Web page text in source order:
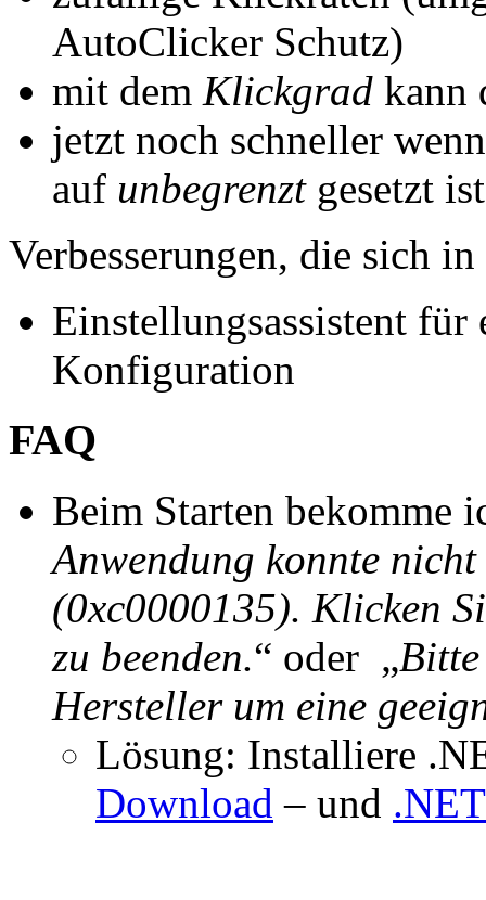
AutoClicker Schutz)
mit dem Klickgrad kann
jetzt noch schneller
auf unbegrenztgesetzt
Verbesserungen, die sich
Einstellungsassistent für
Konfiguration
FAQ
Beim Starten bekomme
Anwendung konnte
(0xc0000135). Klicken
zu beenden.“ oder „
Hersteller um eine
Lösung: Installiere
Download – und